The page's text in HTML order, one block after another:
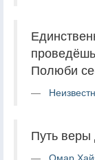
Полюби
Путь
Омар